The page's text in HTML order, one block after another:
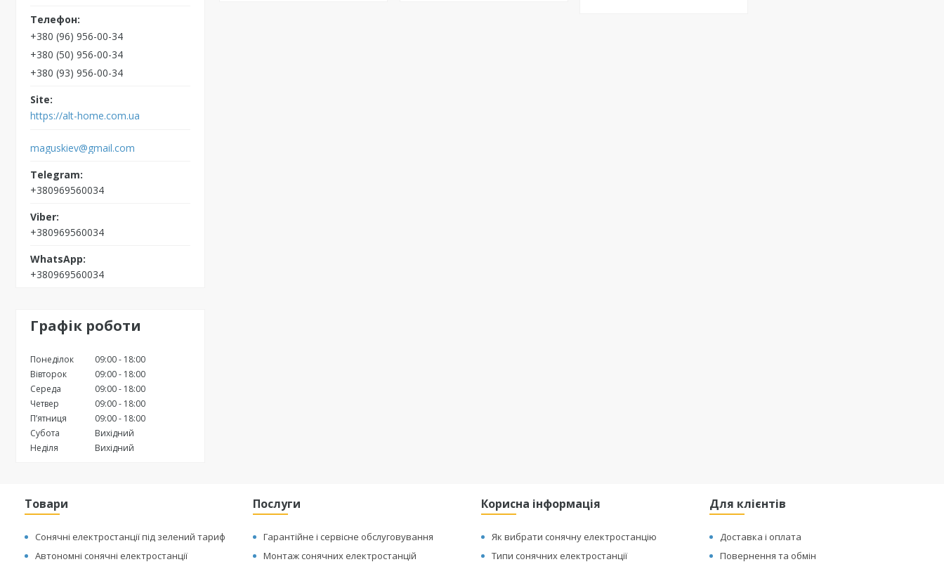
+380 (96) 956-00-34
+380 (50) 956-00-34
+380 (93) 956-00-34
https://alt-home.com.ua
maguskiev@gmail.com
+380969560034
+380969560034
+380969560034
Графік роботи
Понеділок 09:00
18:00
Вівторок
09:00
18:00
Середа
09:00
18:00
Четвер
09:00
18:00
Пʼятниця
09:00
18:00
Субота
Вихідний
Неділя
Вихідний
Товари
Сонячні електростанції під зелений тариф
Автономні сонячні електростанції
Послуги
Гарантійне і сервісне обслуговування
Монтаж сонячних електростанцій
Корисна інформація
Як вибрати сонячну електростанцію
Типи сонячних електростанції
Для клієнтів
Доставка і оплата
Повернення та обмін